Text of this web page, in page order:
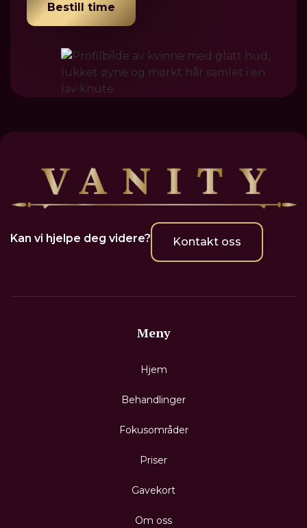
Bestill time
Kan vi hjelpe deg videre? Kontakt oss
Meny
Hjem
Behandlinger
Fokusområder
Priser
Gavekort
Om oss